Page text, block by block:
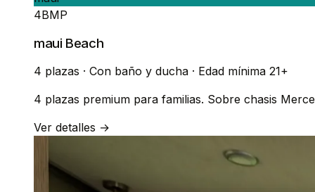
4BMP
maui Beach
4 plazas · Con baño y ducha · Edad mínima 21+
4 plazas premium para familias. Sobre chasis
Ver detalles →